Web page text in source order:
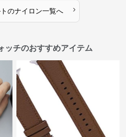
のナイロン一覧へ ›
ッチのおすすめアイテム